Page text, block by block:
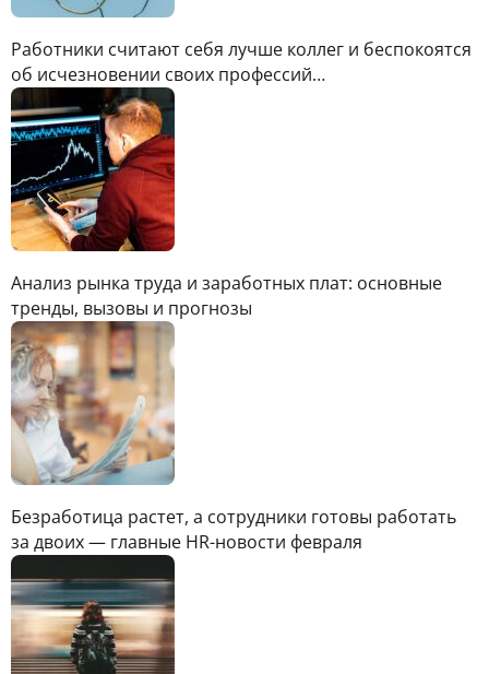
Работники считают себя лучше коллег и беспокоятся
об исчезновении своих профессий…
Анализ рынка труда и заработных плат: основные
тренды, вызовы и прогнозы
Безработица растет, а сотрудники готовы работать
за двоих — главные HR-новости февраля